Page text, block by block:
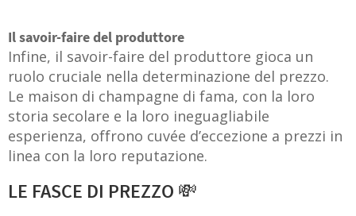
Il savoir-faire del produttore
Infine, il savoir-faire del produttore gioca un
ruolo cruciale nella determinazione del prezzo.
Le maison di champagne di fama, con la loro
storia secolare e la loro ineguagliabile
esperienza, offrono cuvée d’eccezione a prezzi in
linea con la loro reputazione.
LE FASCE DI PREZZO 💸